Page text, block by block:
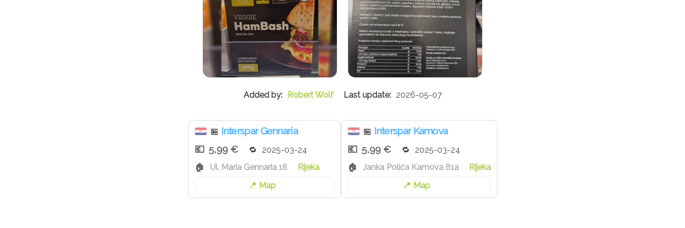
Robert Wolf 2026-05-07
🏪 Interspar Gennaria
5,99 €
2025-03-24
Ul. Maria Gennaria 18
Rijeka
Map
🏪 Interspar Kamova
5,99 €
2025-03-24
Janka Polića Kamova 81a
Rijeka
Map